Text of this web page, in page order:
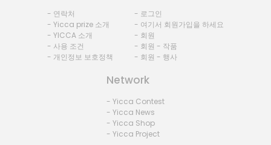
- 연락처
- Yicca prize 소개
- YICCA 소개
- 사용 조건
- 개인정보 보호정책
- 로그인
- 여기서 회원가입을 하세요
- 회원
- 회원 - 작품
- 회원 - 행사
Network
- Yicca Contest
- Yicca News
- Yicca Shop
- Yicca Project